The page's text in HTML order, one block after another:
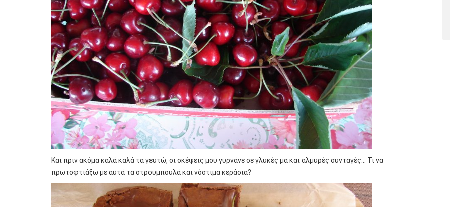
Και πριν ακόμα καλά καλά τα γευτώ, οι σκέψεις μου γυρνάνε σε γλυκές μα και αλμυρές συνταγές… Τι να
πρωτοφτιάξω με αυτά τα στρουμπουλά και νόστιμα κεράσια?